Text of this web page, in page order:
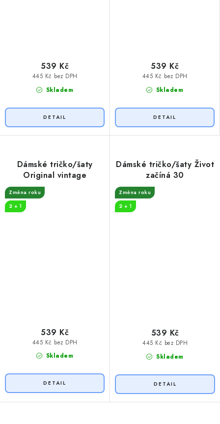
Skladem
445 Kč bez DPH
539 Kč
Skladem
445 Kč bez DPH
539 Kč
Dámské tričko/šaty
Original vintage
Změna roku
2 + 1
Skladem
445 Kč bez DPH
539 Kč
Dámské tričko/šaty Život
začíná 30
Změna roku
2 + 1
Skladem
445 Kč bez DPH
539 Kč